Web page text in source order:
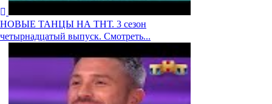
НОВЫЕ ТАНЦЫ НА ТНТ. 3 сезон
четырнадцатый выпуск. Смотреть...